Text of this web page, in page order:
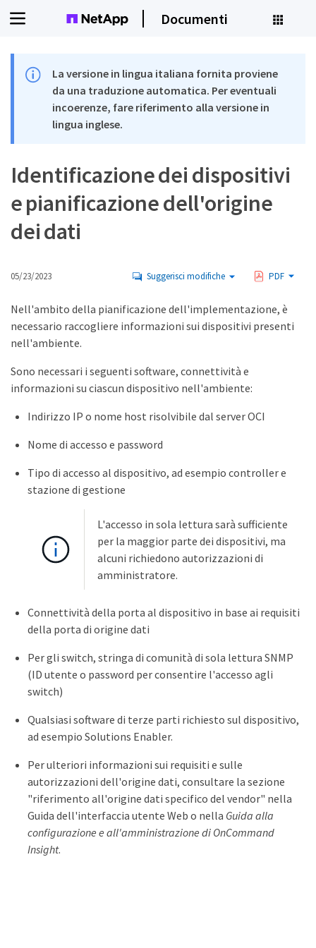
Documenti
La versione in lingua italiana fornita proviene
da una traduzione automatica. Per eventuali
incoerenze, fare riferimento alla versione in
lingua inglese.
Identificazione dei dispositivi
e pianificazione dell'origine
dei dati
05/23/2023 Suggerisci modifiche PDF
Nell'ambito della pianificazione dell'implementazione, è
necessario raccogliere informazioni sui dispositivi presenti
nell'ambiente.
Sono necessari i seguenti software, connettività e
informazioni su ciascun dispositivo nell'ambiente:
Indirizzo IP o nome host risolvibile dal server OCI
Nome di accesso e password
Tipo di accesso al dispositivo, ad esempio controller e
stazione di gestione
L'accesso in sola lettura sarà sufficiente
per la maggior parte dei dispositivi, ma
alcuni richiedono autorizzazioni di
amministratore.
Connettività della porta al dispositivo in base ai requisiti
della porta di origine dati
Per gli switch, stringa di comunità di sola lettura SNMP
(ID utente o password per consentire l'accesso agli
switch)
Qualsiasi software di terze parti richiesto sul dispositivo,
ad esempio Solutions Enabler.
Per ulteriori informazioni sui requisiti e sulle
autorizzazioni dell'origine dati, consultare la sezione
"riferimento all'origine dati specifico del vendor" nella
Guida dell'interfaccia utente Web o nella Guida alla
configurazione e all'amministrazione di OnCommand
Insight.